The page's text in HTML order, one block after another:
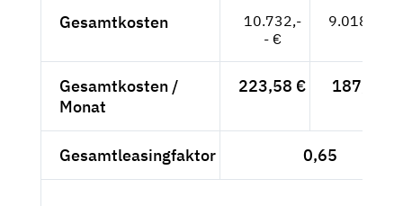
Gesamtkosten
10.732,-
- €
9.018,49 €
Gesamtkosten /
Monat
223,58 € 187,89 €
Gesamtleasingfaktor 0,65